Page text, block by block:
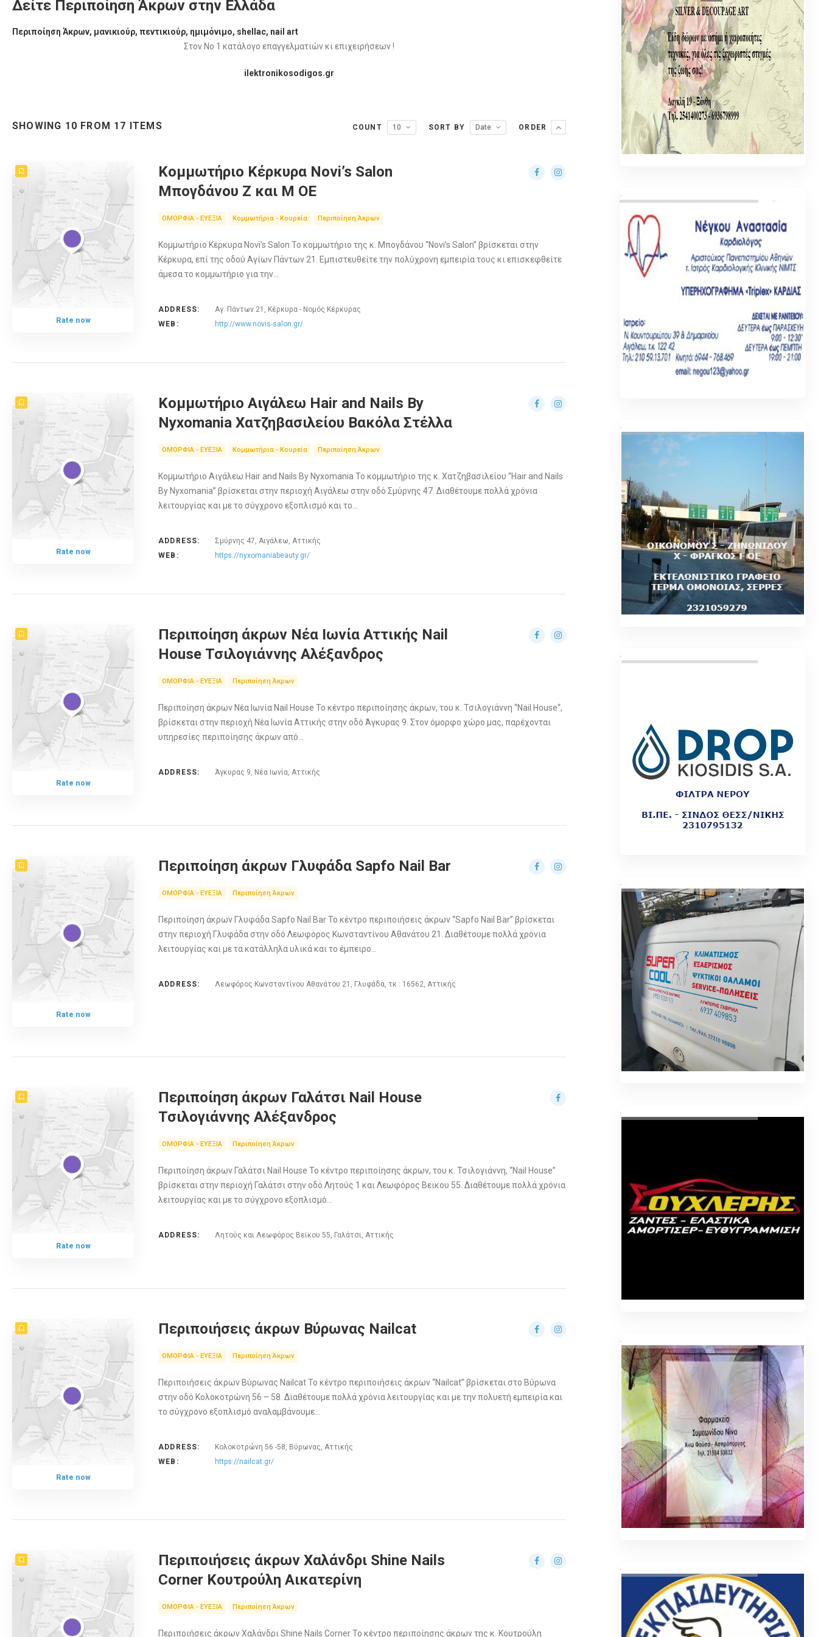
Δείτε Περιποίηση Άκρων στην Ελλάδα
Περιποίηση Άκρων, μανικιούρ, πεντικιούρ, ημιμόνιμο, shellac, nail art
Στον Νο 1 κατάλογο επαγγελματιών κι επιχειρήσεων !
ilektronikosodigos.gr
SHOWING 10 FROM 17 ITEMS COUNT 10 SORT BY Date ORDER
Rate now
Κομμωτήριο Κέρκυρα Novi’s Salon
Μπογδάνου Ζ και Μ ΟΕ
ΟΜΟΡΦΙΑ - ΕΥΕΞΙΑ Κομμωτήρια - Κουρεία Περιποίηση Άκρων
Κομμωτήριο Κέρκυρα Novi’s Salon Το κομμωτήριο της κ. Μπογδάνου “Novi’s Salon” βρίσκεται στην
Κέρκυρα, επί της οδού Αγίων Πάντων 21. Εμπιστευθείτε την πολύχρονη εμπειρία τους κι επισκεφθείτε
άμεσα το κομμωτήριο για την…
ADDRESS:
Αγ. Πάντων 21, Κέρκυρα - Νομός Κέρκυρας
WEB:
http://www.novis-salon.gr/
Rate now
Κομμωτήριο Αιγάλεω Hair and Nails By
Nyxomania Χατζηβασιλείου Βακόλα Στέλλα
ΟΜΟΡΦΙΑ - ΕΥΕΞΙΑ Κομμωτήρια - Κουρεία Περιποίηση Άκρων
Κομμωτήριο Αιγάλεω Hair and Nails By Nyxomania Το κομμωτήριο της κ. Χατζηβασιλείου “Hair and Nails
By Nyxomania” βρίσκεται στην περιοχή Αιγάλεω στην οδό Σμύρνης 47. Διαθέτουμε πολλά χρόνια
λειτουργίας και με το σύγχρονο εξοπλισμό και το…
ADDRESS:
Σμύρνης 47, Αιγάλεω, Αττικής
WEB:
https://nyxomaniabeauty.gr/
Rate now
Περιποίηση άκρων Νέα Ιωνία Αττικής Nail
House Τσιλογιάννης Αλέξανδρος
ΟΜΟΡΦΙΑ - ΕΥΕΞΙΑ Περιποίηση Άκρων
Περιποίηση άκρων Νέα Ιωνία Nail House Το κέντρο περιποίησης άκρων, του κ. Τσιλογιάννη “Nail House“,
βρίσκεται στην περιοχή Νέα Ιωνία Αττικής στην οδό Άγκυρας 9. Στον όμορφο χώρο μας, παρέχονται
υπηρεσίες περιποίησης άκρων από…
ADDRESS: Άγκυρας 9, Νέα Ιωνία, Αττικής
Rate now
Περιποίηση άκρων Γλυφάδα Sapfo Nail Bar
ΟΜΟΡΦΙΑ - ΕΥΕΞΙΑ Περιποίηση Άκρων
Περιποίηση άκρων Γλυφάδα Sapfo Nail Bar Το κέντρο περιποιήσεις άκρων “Sapfo Nail Bar” βρίσκεται
στην περιοχή Γλυφάδα στην οδό Λεωφόρος Κωνσταντίνου Αθανάτου 21. Διαθέτουμε πολλά χρόνια
λειτουργίας και με τα κατάλληλα υλικά και το έμπειρο…
ADDRESS: Λεωφόρος Κωνσταντίνου Αθανάτου 21, Γλυφάδα, τκ : 16562, Αττικής
Rate now
Περιποίηση άκρων Γαλάτσι Nail House
Τσιλογιάννης Αλέξανδρος
ΟΜΟΡΦΙΑ - ΕΥΕΞΙΑ Περιποίηση Άκρων
Περιποίηση άκρων Γαλάτσι Nail House Το κέντρο περιποίησης άκρων, του κ. Τσιλογιάννη, “Nail House”
βρίσκεται στην περιοχή Γαλάτσι στην οδό Λητούς 1 και Λεωφόρος Βεϊκου 55. Διαθέτουμε πολλά χρόνια
λειτουργίας και με το σύγχρονο εξοπλισμό…
ADDRESS: Λητούς και Λεωφόρος Βεϊκου 55, Γαλάτσι, Αττικής
Rate now
Περιποιήσεις άκρων Βύρωνας Nailcat
ΟΜΟΡΦΙΑ - ΕΥΕΞΙΑ Περιποίηση Άκρων
Περιποιήσεις άκρων Βύρωνας Nailcat Το κέντρο περιποιήσεις άκρων “Nailcat” βρίσκεται στο Βύρωνα
στην οδό Κολοκοτρώνη 56 – 58. Διαθέτουμε πολλά χρόνια λειτουργίας και με την πολυετή εμπειρία και
το σύγχρονο εξοπλισμό αναλαμβάνουμε…
ADDRESS:
Κολοκοτρώνη 56 -58, Βύρωνας, Αττικής
WEB:
https://nailcat.gr/
Περιποιήσεις άκρων Χαλάνδρι Shine Nails
Corner Κουτρούλη Αικατερίνη
ΟΜΟΡΦΙΑ - ΕΥΕΞΙΑ Περιποίηση Άκρων
Περιποιήσεις άκρων Χαλάνδρι Shine Nails Corner Το κέντρο περιποίησης άκρων της κ. Κουτρούλη
.
.
.
.
.
.
.